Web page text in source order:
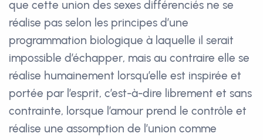
que cette union des sexes différenciés ne se
réalise pas selon les principes d’une
programmation biologique à laquelle il serait
impossible d’échapper, mais au contraire elle se
réalise humainement lorsqu’elle est inspirée et
portée par l’esprit, c’est-à-dire librement et sans
contrainte, lorsque l’amour prend le contrôle et
réalise une assomption de l’union comme